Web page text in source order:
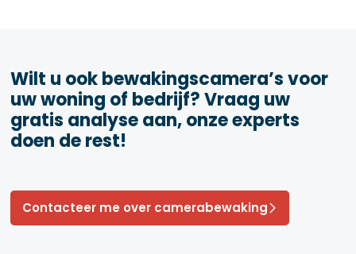
Wilt u ook bewakingscamera’s voor
uw woning of bedrijf? Vraag uw
gratis analyse aan, onze experts
doen de rest!
Contacteer me over camerabewaking